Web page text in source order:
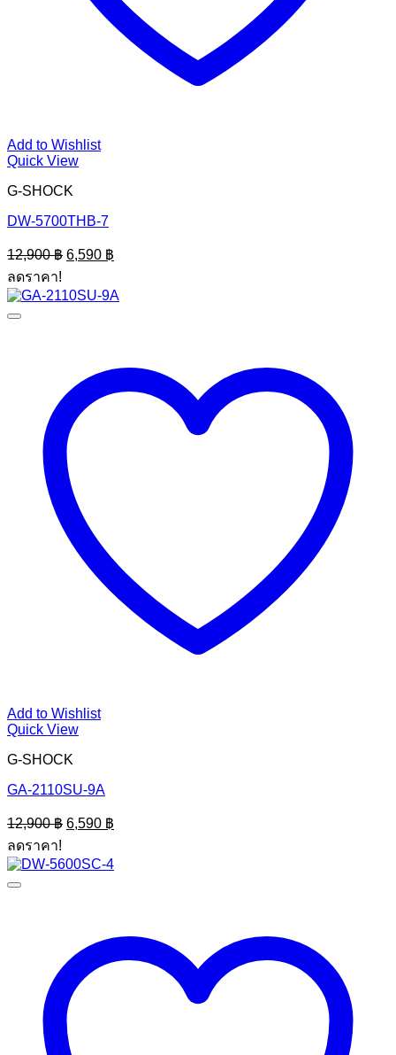
Add to Wishlist
Quick View
G-SHOCK
DW-5700THB-7
12,900฿ Original
price
12,900 ฿.
6,590 ฿
price
6,590 ฿.
ลดราคา!
Add to Wishlist
Quick View
G-SHOCK
GA-2110SU-9A
12,900฿ Original
price
12,900 ฿.
6,590 ฿
price
6,590 ฿.
ลดราคา!